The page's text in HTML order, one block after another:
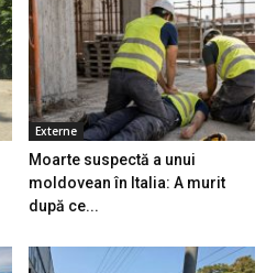
Externe
Moarte suspectă a unui
moldovean în Italia: A murit
după ce...